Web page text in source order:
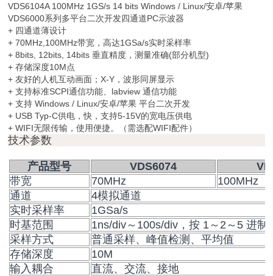
VDS6104A 100MHz 1GS/s 14 bits Windows / Linux/安卓/苹果
VDS6000系列多平台二次开发四通道PC示波器
+ 四通道薄设计
+ 70MHz,100MHz带宽，高达1GSa/s实时采样率
+ 8bits, 12bits, 14bits 垂直精度，测量准确(部分机型)
+ 存储深度10M点
+ 友好的人机互动画面；X-Y，波形同屏显示
+ 支持标准SCPI通信功能、labview 通信功能
+ 支持 Windows / Linux/安卓/苹果 平台二次开发
+ USB Typ-C供电，快，支持5-15V的宽电压供电
+ WIFI无限传输，使用便捷。（需选配WIFI配件）
技术参数
产品型号 VDS6074
带宽
70MHz
100MHz
通道
4模拟通道
实时采样率
1GSa/s
时基范围
1ns/div～100s/div，按 1～2～5 进制
采样方式
普通采样、峰值检测、平均值
存储深度
10M
输入耦合
直流、交流、接地